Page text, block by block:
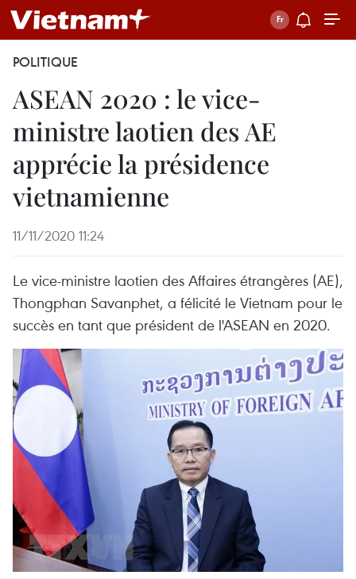
POLITIQUE
ASEAN 2020 : le vice-
ministre laotien des AE
apprécie la présidence
vietnamienne
11/11/2020 11:24
Le vice-ministre laotien des Affaires étrangères (AE),
Thongphan Savanphet, a félicité le Vietnam pour le
succès en tant que président de l'ASEAN en 2020.